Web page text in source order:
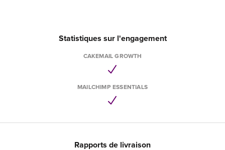
Statistiques sur l'engagement
CAKEMAIL GROWTH
MAILCHIMP ESSENTIALS
Rapports de livraison